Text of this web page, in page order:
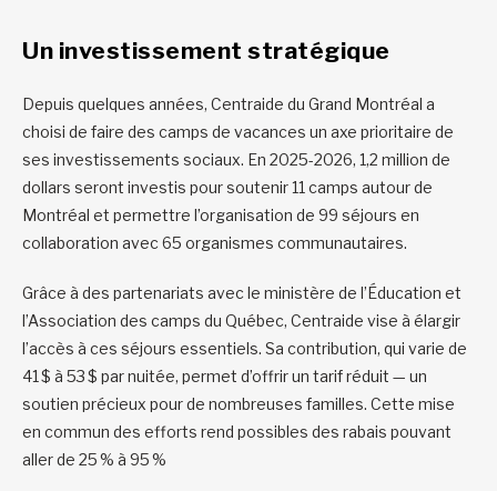
Un investissement stratégique
Depuis quelques années, Centraide du Grand Montréal a
choisi de faire des camps de vacances un axe prioritaire de
ses investissements sociaux. En 2025-2026, 1,2 million de
dollars seront investis pour soutenir 11 camps autour de
Montréal et permettre l’organisation de 99 séjours en
collaboration avec 65 organismes communautaires.
Grâce à des partenariats avec le ministère de l’Éducation et
l’Association des camps du Québec, Centraide vise à élargir
l’accès à ces séjours essentiels. Sa contribution, qui varie de
41 $ à 53 $ par nuitée, permet d’offrir un tarif réduit — un
soutien précieux pour de nombreuses familles. Cette mise
en commun des efforts rend possibles des rabais pouvant
aller de 25 % à 95 %